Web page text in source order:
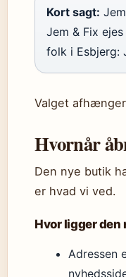
Kort sagt:
Jem & Fix
folk i Esbjerg:
Valget
Hvornår
Den nye butik
er hvad vi ved.
Hvor ligger den
Adressen